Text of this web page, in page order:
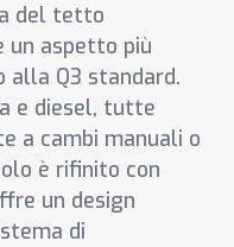
del tetto
un aspetto più
alla Q3 standard.
e diesel, tutte
a cambi manuali o
è rifinito con
un design
di